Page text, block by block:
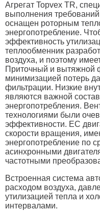
Агрегат Topvex TR,
выполнения
оснащен роторным
энергопотребление.
эффективность
теплообменник
воздуха, и поэтому
Приточный и вытяжной
минимизацией потерь
фильтрации. Низкие
являются важной
энергопотребления.
технологиями были
эффективности. EC
скорости вращения,
энергопотребление по
асинхронными
частотными
Встроенная система
расходом воздуха,
утилизацией тепла и
интервалами.